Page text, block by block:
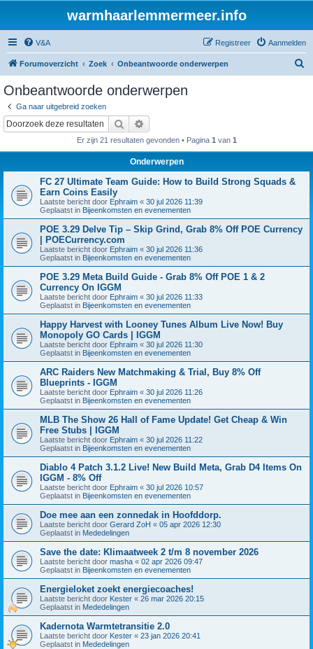
warmhaarlemmermeer.info
V&A Aanmelden
Registreer
Forumoverzicht Zoek Onbeantwoorde onderwerpen
Onbeantwoorde onderwerpen
Ga naar uitgebreid zoeken
Zoek
Er zijn 21 resultaten gevonden • Pagina 1 van 1
Onderwerpen
FC 27 Ultimate Team Guide: How to Build Strong Squads &
Earn Coins Easily
Laatste bericht door Ephraim « 30 jul 2026 11:39
Geplaatst in Bijeenkomsten en evenementen
POE 3.29 Delve Tip – Skip Grind, Grab 8% Off POE Currency
| POECurrency.com
Laatste bericht door Ephraim « 30 jul 2026 11:36
Geplaatst in Bijeenkomsten en evenementen
POE 3.29 Meta Build Guide - Grab 8% Off POE 1 & 2
Currency On IGGM
Laatste bericht door Ephraim « 30 jul 2026 11:33
Geplaatst in Bijeenkomsten en evenementen
Happy Harvest with Looney Tunes Album Live Now! Buy
Monopoly GO Cards | IGGM
Laatste bericht door Ephraim « 30 jul 2026 11:30
Geplaatst in Bijeenkomsten en evenementen
ARC Raiders New Matchmaking & Trial, Buy 8% Off
Blueprints - IGGM
Laatste bericht door Ephraim « 30 jul 2026 11:26
Geplaatst in Bijeenkomsten en evenementen
MLB The Show 26 Hall of Fame Update! Get Cheap & Win
Free Stubs | IGGM
Laatste bericht door Ephraim « 30 jul 2026 11:22
Geplaatst in Bijeenkomsten en evenementen
Diablo 4 Patch 3.1.2 Live! New Build Meta, Grab D4 Items On
IGGM - 8% Off
Laatste bericht door Ephraim « 30 jul 2026 10:57
Geplaatst in Bijeenkomsten en evenementen
Doe mee aan een zonnedak in Hoofddorp.
Laatste bericht door Gerard ZoH « 05 apr 2026 12:30
Geplaatst in Mededelingen
Save the date: Klimaatweek 2 t/m 8 november 2026
Laatste bericht door masha « 02 apr 2026 09:47
Geplaatst in Bijeenkomsten en evenementen
Energieloket zoekt energiecoaches!
Laatste bericht door Kester « 26 mar 2026 20:15
Geplaatst in Mededelingen
Kadernota Warmtetransitie 2.0
Laatste bericht door Kester « 23 jan 2026 20:41
Geplaatst in Mededelingen